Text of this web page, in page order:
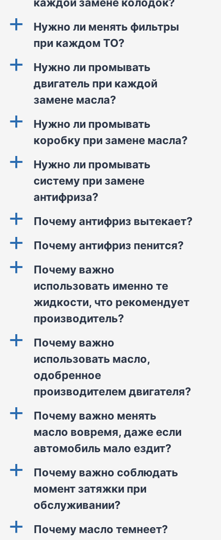
a
Нужно ли менять фильтры
при каждом ТО?
a
Нужно ли промывать
двигатель при каждой
замене масла?
a
Нужно ли промывать
коробку при замене масла?
a
Нужно ли промывать
систему при замене
антифриза?
a Почему антифриз вытекает?
a Почему антифриз пенится?
a
Почему важно
использовать именно те
жидкости, что рекомендует
производитель?
a
Почему важно
использовать масло,
одобренное
производителем двигателя?
a
Почему важно менять
масло вовремя, даже если
автомобиль мало ездит?
a
Почему важно соблюдать
момент затяжки при
обслуживании?
a Почему масло темнеет?